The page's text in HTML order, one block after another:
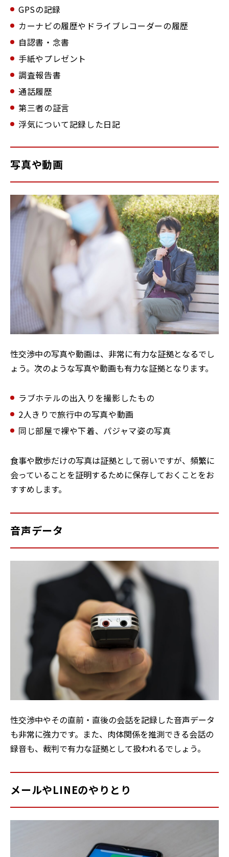
GPSの記録
カーナビの履歴やドライブレコーダーの履歴
自認書・念書
手紙やプレゼント
調査報告書
通話履歴
第三者の証言
浮気について記録した日記
写真や動画
性交渉中の写真や動画は、非常に有力な証拠となるでし
ょう。次のような写真や動画も有力な証拠となります。
ラブホテルの出入りを撮影したもの
2人きりで旅行中の写真や動画
同じ部屋で裸や下着、パジャマ姿の写真
食事や散歩だけの写真は証拠として弱いですが、頻繁に
会っていることを証明するために保存しておくことをお
すすめします。
音声データ
性交渉中やその直前・直後の会話を記録した音声データ
も非常に強力です。また、肉体関係を推測できる会話の
録音も、裁判で有力な証拠として扱われるでしょう。
メールやLINEのやりとり